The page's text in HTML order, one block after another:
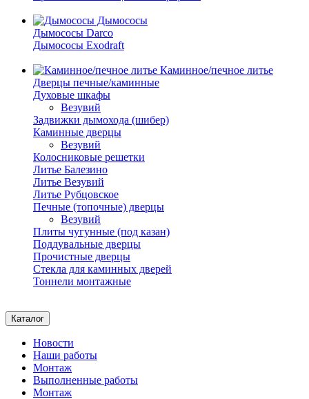
Дымососы
Дымососы Darco
Дымососы Exodraft
Каминное/печное литье
Дверцы печные/каминные
Духовые шкафы
Везувий
Задвижки дымохода (шибер)
Каминные дверцы
Везувий
Колосниковые решетки
Литье Балезино
Литье Везувий
Литье Рубцовское
Печные (топочные) дверцы
Везувий
Плиты чугунные (под казан)
Поддувальные дверцы
Прочистные дверцы
Стекла для каминных дверей
Тоннели монтажные
Каталог
Новости
Наши работы
Монтаж
Выполненные работы
Монтаж